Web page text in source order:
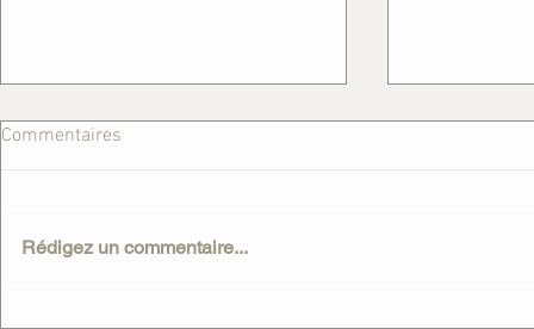
Commentaires
Rédigez un commentaire...